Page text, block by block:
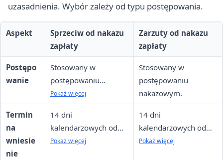
uzasadnienia. Wybór zależy od typu postępowania.
Aspekt
Sprzeciw od nakazu
zapłaty
Zarzuty od nakazu
zapłaty
Postępo
wanie
Stosowany w
postępowaniu
upominawczym (w
tym elektronicznym
EPU).
Pokaż więcej
Stosowany w
postępowaniu
nakazowym.
Termin
na
wniesie
nie
14 dni
kalendarzowych od
doręczenia (w Polsce;
Pokaż więcej
14 dni
kalendarzowych od
doręczenia
Pokaż więcej